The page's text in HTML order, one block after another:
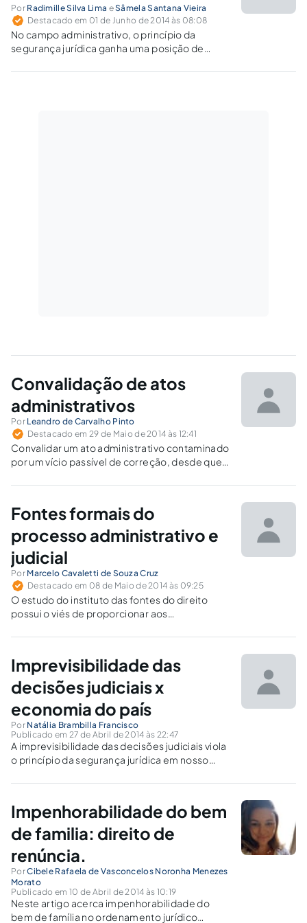
Por Radimille Silva Lima eSâmela Santana Vieira
Destacado em 01 de Junho de 2014 às 08:08
No campo administrativo, o princípio da
segurança jurídica ganha uma posição de
humana e a necessária estabilidade nas
Convalidação de atos
administrativos
Por Leandro de Carvalho Pinto
Destacado em 29 de Maio de 2014 às 12:41
Convalidar um ato administrativo contaminado
por um vício passível de correção, desde que
concretização do princípio da segurança
princípio da legalidade.
Fontes formais do
processo administrativo e
judicial
Por Marcelo Cavaletti de Souza Cruz
Destacado em 08 de Maio de 2014 às 09:25
O estudo do instituto das fontes do direito
possui o viés de proporcionar aos
vez que poderão conferir a validade das
jurídico e assim, estarem certos de estarem
jungidos ao devido processo legal.
Imprevisibilidade das
decisões judiciais x
economia do país
Por Natália Brambilla Francisco
Publicado em 27 de Abril de 2014 às 22:47
A imprevisibilidade das decisões judiciais viola
o princípio da segurança jurídica em nosso
Economia é clara, tal qual a importância do
Impenhorabilidade do bem
de familia: direito de
renúncia.
PorCibele Rafaela de Vasconcelos Noronha Menezes
Morato
Publicado em 10 de Abril de 2014 às 10:19
Neste artigo acerca impenhorabilidade do
bem de família no ordenamento jurídico